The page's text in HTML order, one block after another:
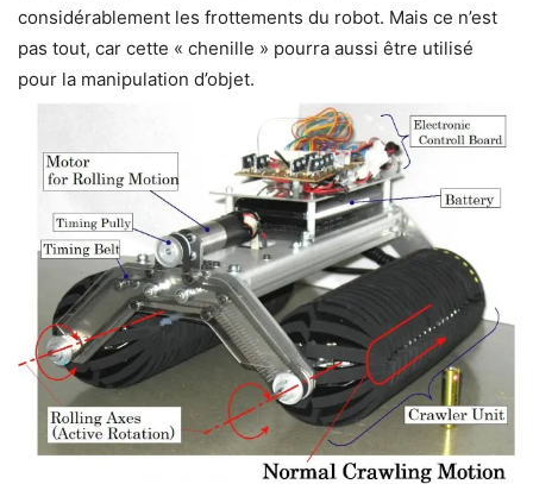
considérablement les frottements du robot. Mais ce n’est
pas tout, car cette « chenille » pourra aussi être utilisé
pour la manipulation d’objet.